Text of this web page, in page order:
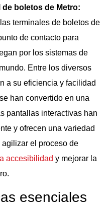
de boletos de Metro:
las terminales de boletos de
de contacto para
por los sistemas de
Entre los diversos
a su eficiencia y facilidad
han convertido en una
pantallas interactivas han
y ofrecen una variedad
el proceso de
la accesibilidad y mejorar la
esenciales